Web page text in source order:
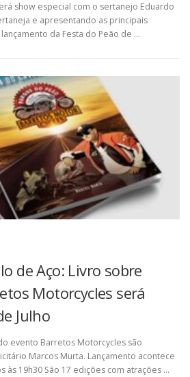
show especial com o sertanejo Eduardo
e apresentando as principais
da Festa do Peão de …
de Aço: Livro sobre
Motorcycles será
Julho
evento Barretos Motorcycles são
Marcos Murta. Lançamento acontece
às 19h30 São 17 edições com atrações …